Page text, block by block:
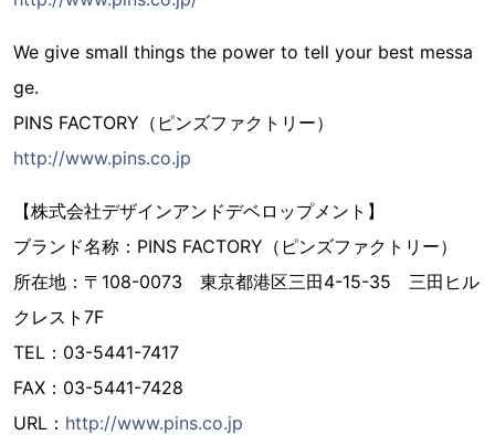
We give small things the power to tell your best messa
ge.
PINS FACTORY（ピンズファクトリー）
http://www.pins.co.jp
【株式会社デザインアンドデベロップメント】
ブランド名称：PINS FACTORY（ピンズファクトリー）
所在地：〒108-0073 東京都港区三田4-15-35 三田ヒル
クレスト7F
TEL：03-5441-7417
FAX：03-5441-7428
URL： http://www.pins.co.jp